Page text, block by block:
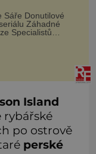
Sáře Donutilové
Záhadné
Specialistů
Island
rybářské
po ostrově
perské